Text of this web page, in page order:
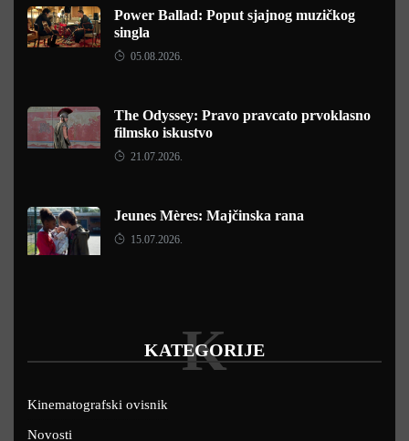
Power Ballad: Poput sjajnog muzičkog
singla
05.08.2026.
The Odyssey: Pravo pravcato prvoklasno
filmsko iskustvo
21.07.2026.
Jeunes Mères: Majčinska rana
15.07.2026.
KATEGORIJE
K
Kinematografski ovisnik
Novosti